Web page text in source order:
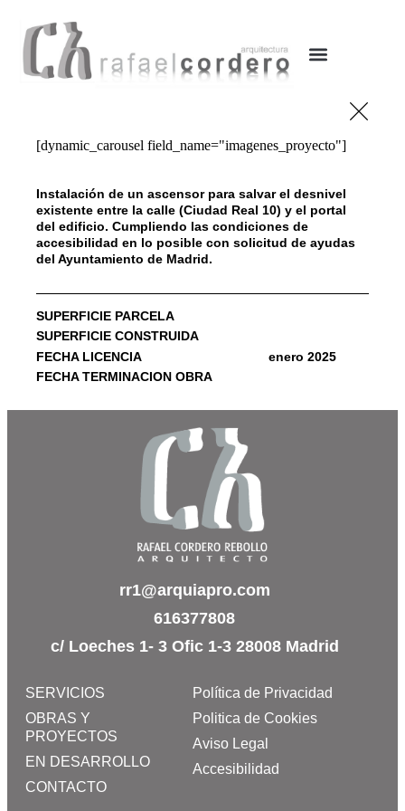
[dynamic_carousel field_name="imagenes_proyecto"]
Instalación de un ascensor para salvar el desnivel
existente entre la calle (Ciudad Real 10) y el portal
del edificio. Cumpliendo las condiciones de
accesibilidad en lo posible con solicitud de ayudas
del Ayuntamiento de Madrid.
SUPERFICIE PARCELA
SUPERFICIE CONSTRUIDA
FECHA LICENCIA
enero 2025
FECHA TERMINACION OBRA
rr1@arquiapro.com
616377808
c/ Loeches 1- 3 Ofic 1-3 28008 Madrid
SERVICIOS
OBRAS Y
PROYECTOS
EN DESARROLLO
CONTACTO
Política de Privacidad
Politica de Cookies
Aviso Legal
Accesibilidad